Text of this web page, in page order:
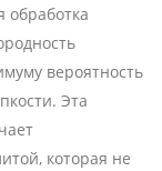
обработка
вероятность
Эта
которая не